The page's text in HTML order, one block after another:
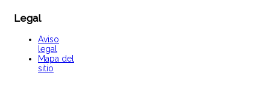
Legal
Aviso
legal
Mapa del
sitio